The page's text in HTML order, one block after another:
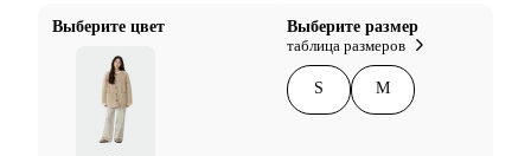
Выберите цвет
Выберите размер
таблица размеров
S M